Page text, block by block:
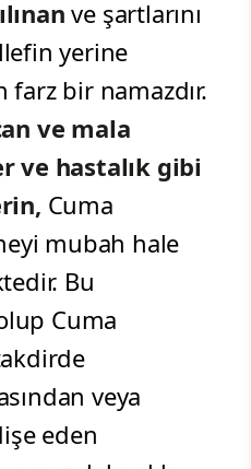
ve şartlarını
yerine
bir namazdır.
ve mala
ve hastalık gibi
Cuma
mubah hale
Bu
Cuma
veya
eden